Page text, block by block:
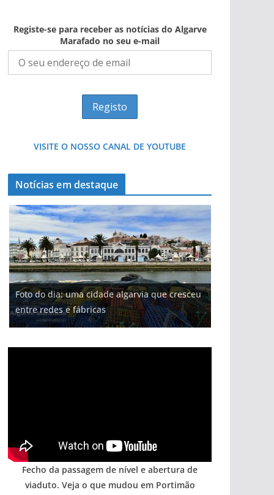
Registe-se para receber as notícias do Algarve
Marafado no seu e-mail
VISITE O NOSSO CANAL DE YOUTUBE
Notícias em destaque
Foto do dia: uma cidade algarvia que cresceu
entre redes e fábricas
Tapas do mar a 3 euros cada. Nova rota
gastronómica nasce no Algarve
Projeto milionário: investimento de 108
milhões de euros na construção de dois
hotéis (com vídeo)
Tempestades roubam areia de praias e põem
arribas em risco no Algarve (com vídeo)
Milagre da água. Fontes emblemáticas do
Algarve voltam a ter vida (com vídeo)
Fecho da passagem de nível e abertura de
viaduto. Veja o que mudou em Portimão